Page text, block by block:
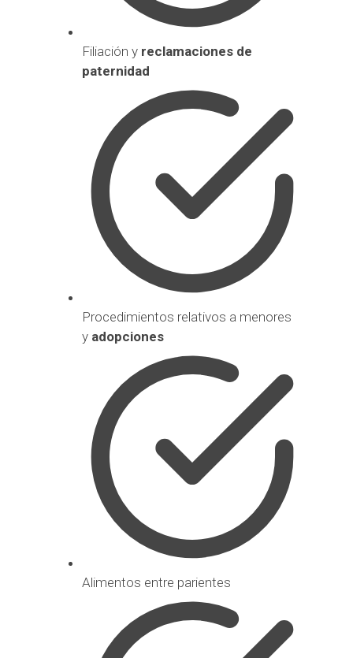
Filiación y reclamaciones de
paternidad
Procedimientos relativos a menores
y adopciones
Alimentos entre parientes